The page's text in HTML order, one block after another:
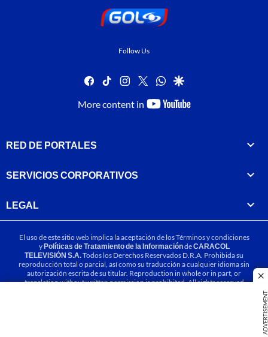
ADVERTISEMENT
Follow Us
facebook
tiktok instagram
twitterwhatsapp
google
More content in
youtube-
RED DE PORTALES
SERVICIOS CORPORATIVOS
LEGAL
El uso de este sitio web implica la aceptación de losTérminos y condiciones
yPolíticas de Tratamiento de la InformacióndeCARACOL
TELEVISIÓN S.A.Todos los Derechos Reservados D.R.A. Prohibida su
reproducción total o parcial, así como su traducción a cualquier idioma sin
autorización escrita de su titular. Reproduction in whole or in part, or
translation without written permission is prohibited. All rights reserved